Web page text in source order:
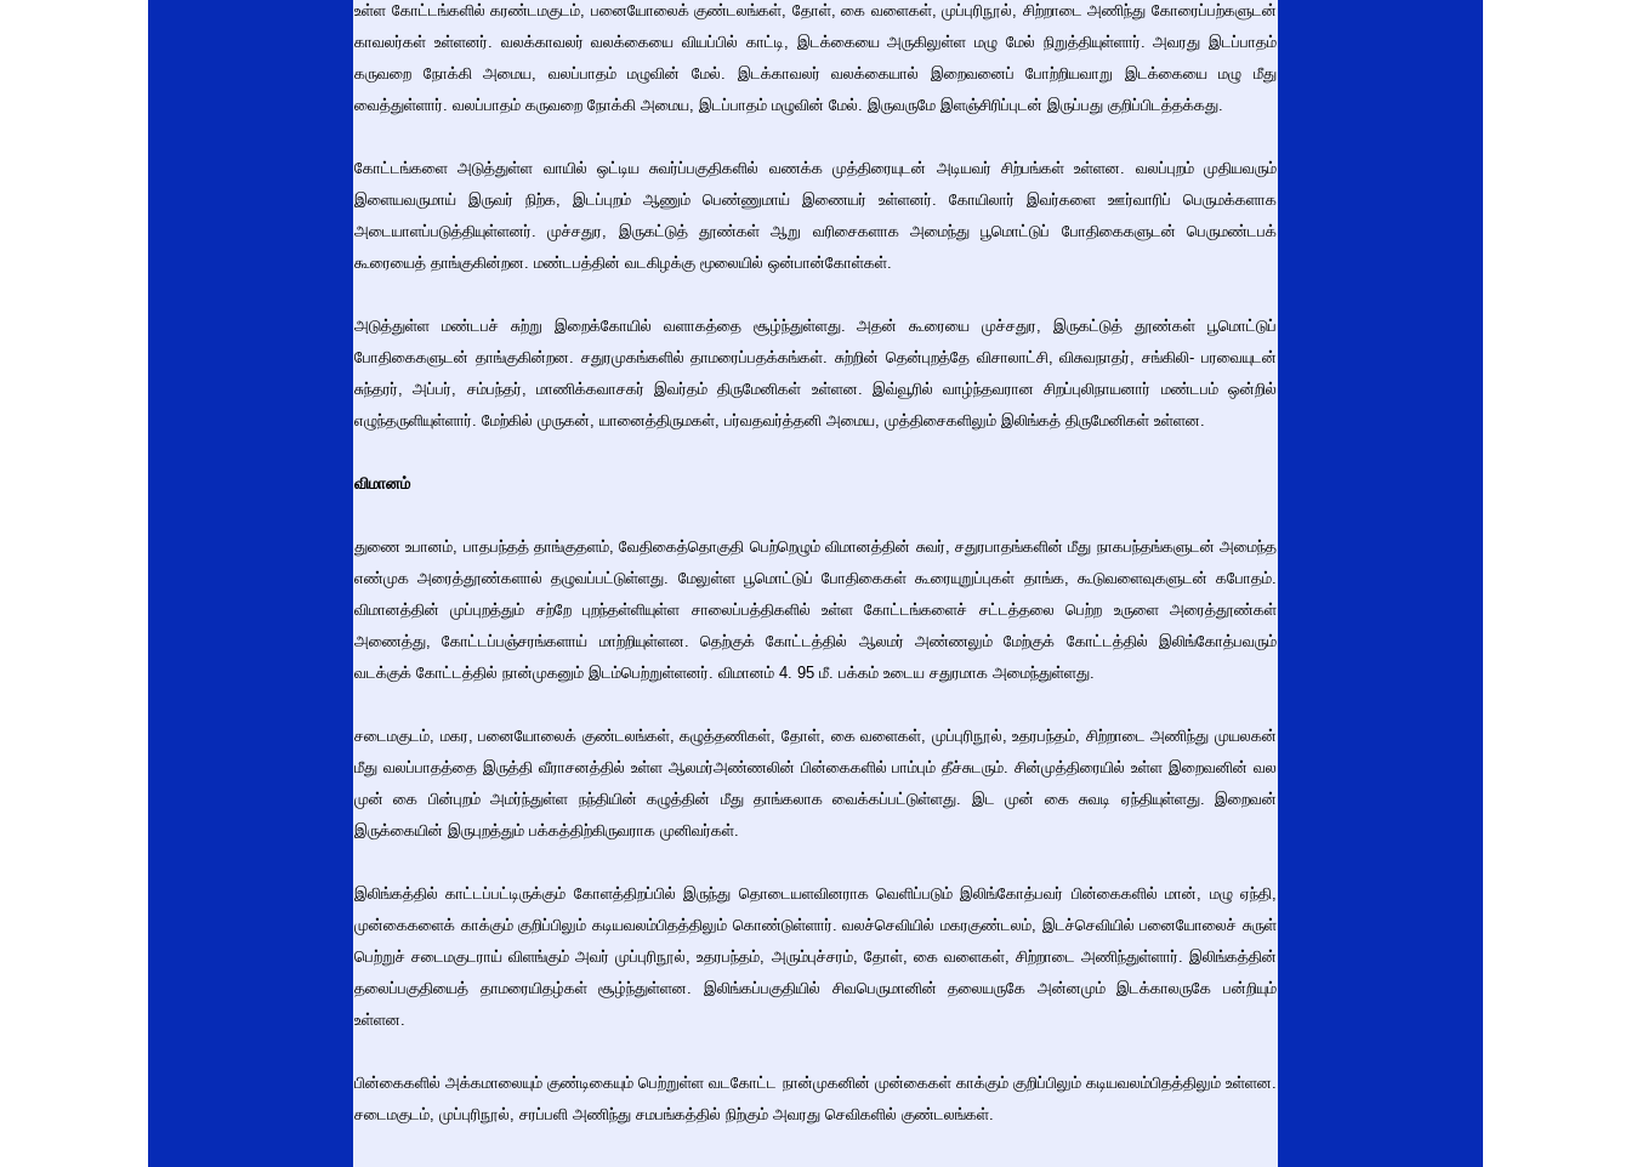
உள்ள கோட்டங்களில் கரண்டமகுடம், பனையோலைக் குண்டலங்கள், தோள், கை வளைகள், முப்புரிநூல், சிற்றாடை அணிந்து கோரைப்பற்களுடன்
காவலர்கள் உள்ளனர். வலக்காவலர் வலக்கையை வியப்பில் காட்டி, இடக்கையை அருகிலுள்ள மழு மேல் நிறுத்தியுள்ளார். அவரது இடப்பாதம்
கருவறை நோக்கி அமைய, வலப்பாதம் மழுவின் மேல். இடக்காவலர் வலக்கையால் இறைவனைப் போற்றியவாறு இடக்கையை மழு மீது
வைத்துள்ளார். வலப்பாதம் கருவறை நோக்கி அமைய, இடப்பாதம் மழுவின் மேல். இருவருமே இளஞ்சிரிப்புடன் இருப்பது குறிப்பிடத்தக்கது.
கோட்டங்களை அடுத்துள்ள வாயில் ஒட்டிய சுவர்ப்பகுதிகளில் வணக்க முத்திரையுடன் அடியவர் சிற்பங்கள் உள்ளன. வலப்புறம் முதியவரும்
இளையவருமாய் இருவர் நிற்க, இடப்புறம் ஆணும் பெண்ணுமாய் இணையர் உள்ளனர். கோயிலார் இவர்களை ஊர்வாரிப் பெருமக்களாக
அடையாளப்படுத்தியுள்ளனர். முச்சதுர, இருகட்டுத் தூண்கள் ஆறு வரிசைகளாக அமைந்து பூமொட்டுப் போதிகைகளுடன் பெருமண்டபக்
கூரையைத் தாங்குகின்றன. மண்டபத்தின் வடகிழக்கு மூலையில் ஒன்பான்கோள்கள்.
அடுத்துள்ள மண்டபச் சுற்று இறைக்கோயில் வளாகத்தை சூழ்ந்துள்ளது. அதன் கூரையை முச்சதுர, இருகட்டுத் தூண்கள் பூமொட்டுப்
போதிகைகளுடன் தாங்குகின்றன. சதுரமுகங்களில் தாமரைப்பதக்கங்கள். சுற்றின் தென்புறத்தே விசாலாட்சி, விசுவநாதர், சங்கிலி- பரவையுடன்
சுந்தரர், அப்பர், சம்பந்தர், மாணிக்கவாசகர் இவர்தம் திருமேனிகள் உள்ளன. இவ்வூரில் வாழ்ந்தவரான சிறப்புலிநாயனார் மண்டபம் ஒன்றில்
எழுந்தருளியுள்ளார். மேற்கில் முருகன், யானைத்திருமகள், பர்வதவர்த்தனி அமைய, முத்திசைகளிலும் இலிங்கத் திருமேனிகள் உள்ளன.
விமானம்
துணை உபானம், பாதபந்தத் தாங்குதளம், வேதிகைத்தொகுதி பெற்றெழும் விமானத்தின் சுவர், சதுரபாதங்களின் மீது நாகபந்தங்களுடன் அமைந்த
எண்முக அரைத்தூண்களால் தழுவப்பட்டுள்ளது. மேலுள்ள பூமொட்டுப் போதிகைகள் கூரையுறுப்புகள் தாங்க, கூடுவளைவுகளுடன் கபோதம்.
விமானத்தின் முப்புறத்தும் சற்றே புறந்தள்ளியுள்ள சாலைப்பத்திகளில் உள்ள கோட்டங்களைச் சட்டத்தலை பெற்ற உருளை அரைத்தூண்கள்
அணைத்து, கோட்டப்பஞ்சரங்களாய் மாற்றியுள்ளன. தெற்குக் கோட்டத்தில் ஆலமர் அண்ணலும் மேற்குக் கோட்டத்தில் இலிங்கோத்பவரும்
வடக்குக் கோட்டத்தில் நான்முகனும் இடம்பெற்றுள்ளனர். விமானம் 4. 95 மீ. பக்கம் உடைய சதுரமாக அமைந்துள்ளது.
சடைமகுடம், மகர, பனையோலைக் குண்டலங்கள், கழுத்தணிகள், தோள், கை வளைகள், முப்புரிநூல், உதரபந்தம், சிற்றாடை அணிந்து முயலகன்
மீது வலப்பாதத்தை இருத்தி வீராசனத்தில் உள்ள ஆலமர்அண்ணலின் பின்கைகளில் பாம்பும் தீச்சுடரும். சின்முத்திரையில் உள்ள இறைவனின் வல
முன் கை பின்புறம் அமர்ந்துள்ள நந்தியின் கழுத்தின் மீது தாங்கலாக வைக்கப்பட்டுள்ளது. இட முன் கை சுவடி ஏந்தியுள்ளது. இறைவன்
இருக்கையின் இருபுறத்தும் பக்கத்திற்கிருவராக முனிவர்கள்.
இலிங்கத்தில் காட்டப்பட்டிருக்கும் கோளத்திறப்பில் இருந்து தொடையளவினராக வெளிப்படும் இலிங்கோத்பவர் பின்கைகளில் மான், மழு ஏந்தி,
முன்கைகளைக் காக்கும் குறிப்பிலும் கடியவலம்பிதத்திலும் கொண்டுள்ளார். வலச்செவியில் மகரகுண்டலம், இடச்செவியில் பனையோலைச் சுருள்
பெற்றுச் சடைமகுடராய் விளங்கும் அவர் முப்புரிநூல், உதரபந்தம், அரும்புச்சரம், தோள், கை வளைகள், சிற்றாடை அணிந்துள்ளார். இலிங்கத்தின்
தலைப்பகுதியைத் தாமரையிதழ்கள் சூழ்ந்துள்ளன. இலிங்கப்பகுதியில் சிவபெருமானின் தலையருகே அன்னமும் இடக்காலருகே பன்றியும்
உள்ளன.
பின்கைகளில் அக்கமாலையும் குண்டிகையும் பெற்றுள்ள வடகோட்ட நான்முகனின் முன்கைகள் காக்கும் குறிப்பிலும் கடியவலம்பிதத்திலும் உள்ளன.
சடைமகுடம், முப்புரிநூல், சரப்பளி அணிந்து சமபங்கத்தில் நிற்கும் அவரது செவிகளில் குண்டலங்கள்.